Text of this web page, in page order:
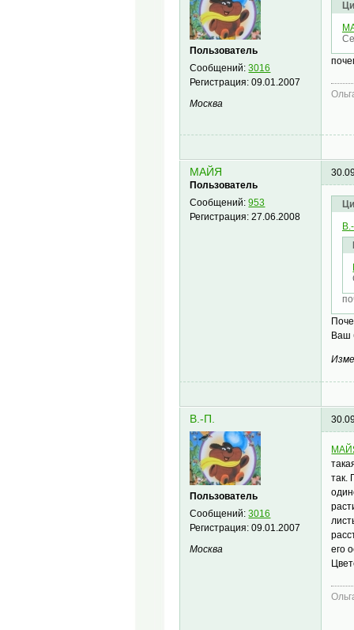
Пользователь
Сообщений:3016
Регистрация:09.01.2007
Москва
МАЙЯ
Пользователь
Сообщений:953
Регистрация:27.06.2008
Ваш
В.-П.
Пользователь
Сообщений:3016
Регистрация:09.01.2007
Москва
так.
его